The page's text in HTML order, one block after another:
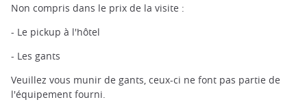
Non compris dans le prix de la visite :
- Le pickup à l'hôtel
- Les gants
Veuillez vous munir de gants, ceux-ci ne font pas partie de
l'équipement fourni.